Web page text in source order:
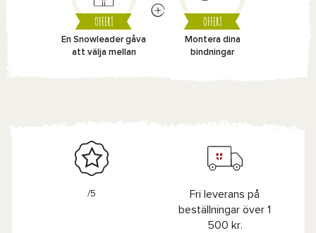
OFFERT
En Snowleader gåva
att välja mellan
OFFERT
Montera dina
bindningar
/5
Fri leverans på
beställningar över 1
500 kr.